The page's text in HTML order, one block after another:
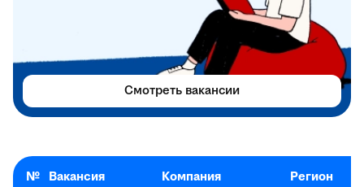
№ Вакансия Компания Регион
Смотреть вакансии